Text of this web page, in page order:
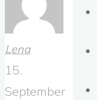
Lena
15.
September